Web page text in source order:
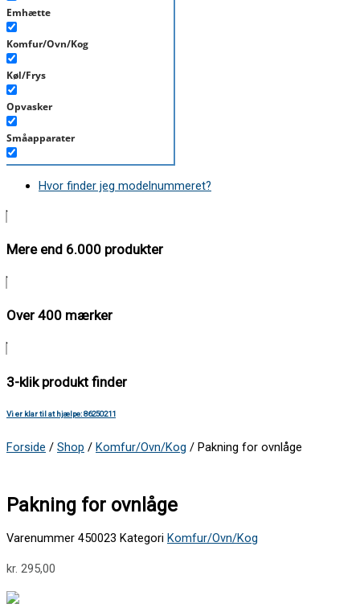
Emhætte
Komfur/Ovn/Kog
Køl/Frys
Opvasker
Småapparater
Støvsuger
Hvor finder jeg modelnummeret?
Mere end 6.000 produkter
Over 400 mærker
3-klik produkt finder
Vi er klar til at hjælpe: 86250211
Forside / Shop / Komfur/Ovn/Kog / Pakning for ovnlåge
Pakning for ovnlåge
Varenummer 450023 Kategori Komfur/Ovn/Kog
kr. 295,00